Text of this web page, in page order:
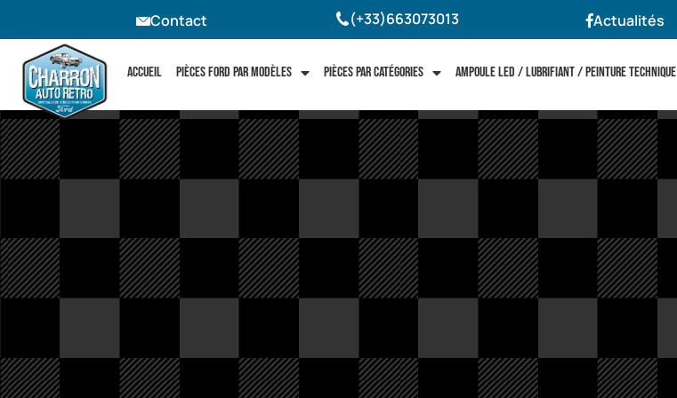
Contact (+33)663073013 Actualités
Accueil Pièces Ford par modèles Pièces par catégories Ampoule LED / Lubrifiant / Peinture technique